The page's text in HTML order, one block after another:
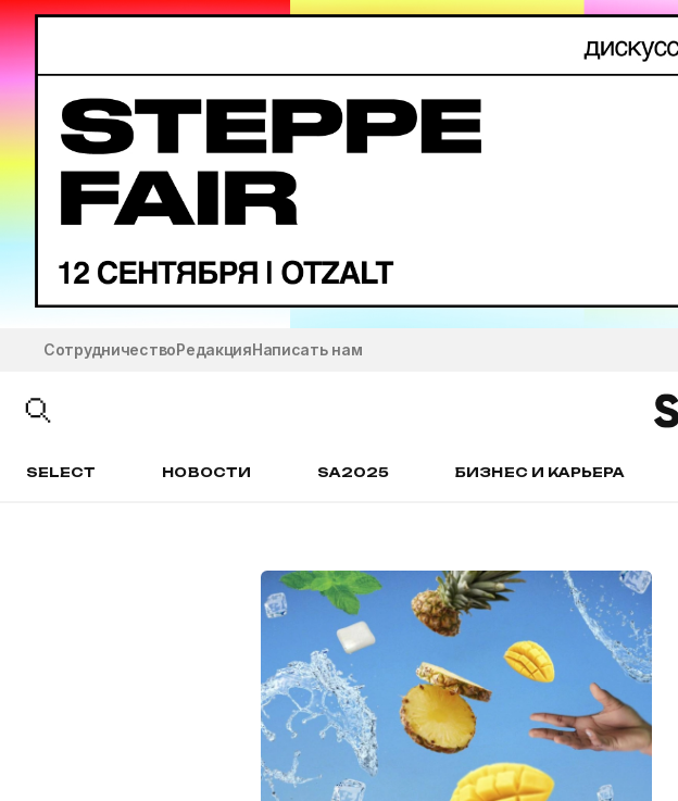
СотрудничествоРедакцияНаписать нам
SELECT НОВОСТИ SA2025 БИЗНЕС И КАРЬЕРА